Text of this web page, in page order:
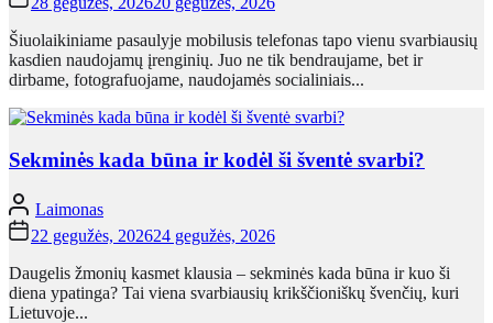
Šiuolaikiniame pasaulyje mobilusis telefonas tapo vienu svarbiausių
kasdien naudojamų įrenginių. Juo ne tik bendraujame, bet ir
dirbame, fotografuojame, naudojamės socialiniais...
Sekminės kada būna ir kodėl ši šventė svarbi?
Laimonas
22 gegužės, 202624 gegužės, 2026
Daugelis žmonių kasmet klausia – sekminės kada būna ir kuo ši
diena ypatinga? Tai viena svarbiausių krikščioniškų švenčių, kuri
Lietuvoje...